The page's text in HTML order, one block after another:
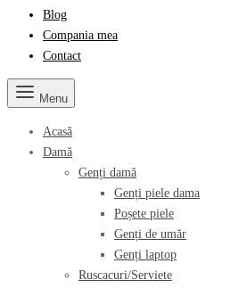
Blog
Compania mea
Contact
Menu
Acasă
Damă
Genți damă
Genți piele dama
Poșete piele
Genți de umăr
Genți laptop
Ruscacuri/Serviete